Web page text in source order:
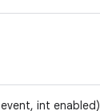
int enabled)